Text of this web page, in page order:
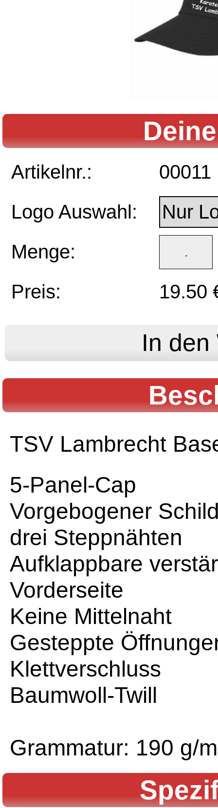
Artikelnr.:
00011
Logo Auswahl:
Menge:
Preis:
19.50
TSV Lambrecht
5-Panel-Cap
Vorgebogener
drei Steppnähten
Aufklappbare
Vorderseite
Keine Mittelnaht
Gesteppte
Klettverschluss
Baumwoll-Twill
Grammatur: 190 g/